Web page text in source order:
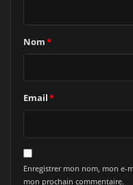
Nom*
Email*
Enregistrer mon nom, mon e-
mon prochain commentaire.